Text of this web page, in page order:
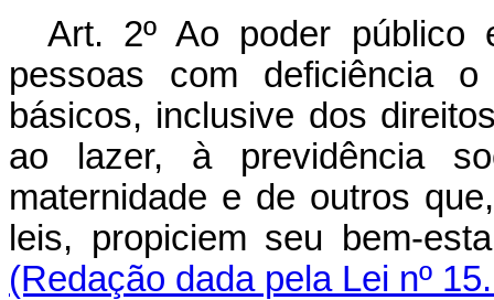
Art. 2º Ao poder público
pessoas com deficiência
básicos, inclusive dos
ao lazer, à previdência
maternidade e de outros
leis, propiciem seu bem-
(Redação dada pela Lei nº